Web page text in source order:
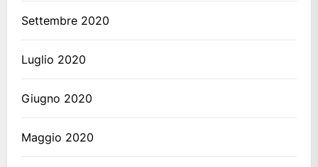
Settembre 2020
Luglio 2020
Giugno 2020
Maggio 2020